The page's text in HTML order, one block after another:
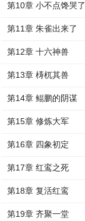
第10章 小不点馋哭了
第11章 朱雀出来了
第12章 十六神兽
第13章 梼杌其兽
第14章 鲲鹏的阴谋
第15章 修炼大军
第16章 四象初定
第17章 红鸾之死
第18章 复活红鸾
第19章 齐聚一堂